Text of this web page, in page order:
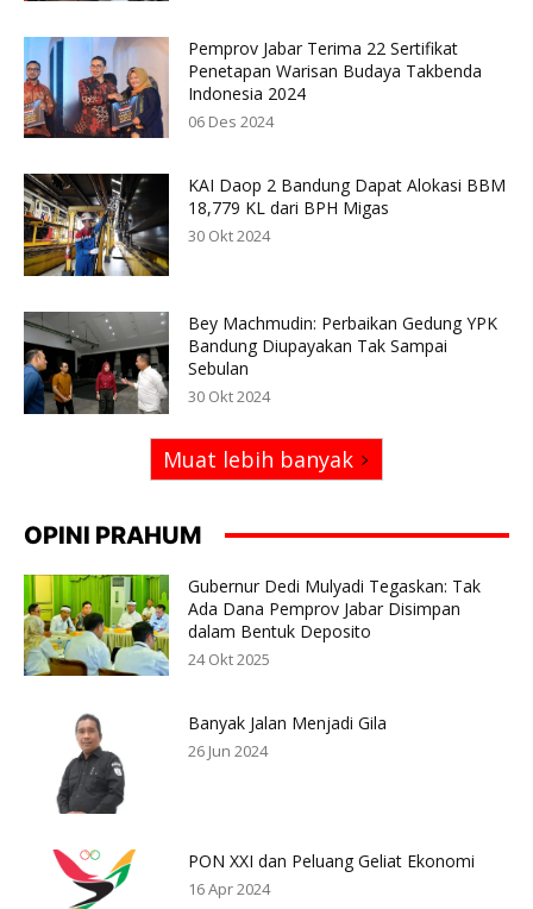
Pemprov Jabar Terima 22 Sertifikat
Penetapan Warisan Budaya Takbenda
Indonesia 2024
06 Des 2024
KAI Daop 2 Bandung Dapat Alokasi BBM
18,779 KL dari BPH Migas
30 Okt 2024
Bey Machmudin: Perbaikan Gedung YPK
Bandung Diupayakan Tak Sampai
Sebulan
30 Okt 2024
Muat lebih banyak
OPINI PRAHUM
Gubernur Dedi Mulyadi Tegaskan: Tak
Ada Dana Pemprov Jabar Disimpan
dalam Bentuk Deposito
24 Okt 2025
Banyak Jalan Menjadi Gila
26 Jun 2024
PON XXI dan Peluang Geliat Ekonomi
16 Apr 2024